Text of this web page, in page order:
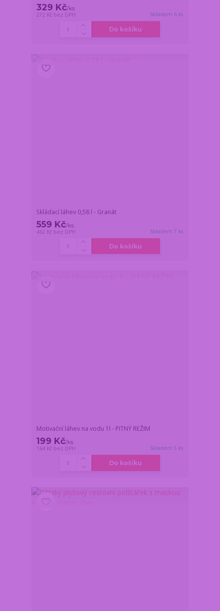
329 Kč/ks
272 Kč bez DPH Skladem 6 ks
Do košíku
Skládací láhev 0,58 l - Granát
559 Kč/ks
462 Kč bez DPH Skladem 7 ks
Do košíku
Motivační láhev na vodu 1l - PITNÝ REŽIM
199 Kč/ks
164 Kč bez DPH Skladem 5 ks
Do košíku